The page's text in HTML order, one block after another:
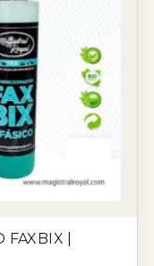
|